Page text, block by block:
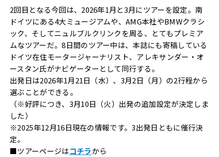
2回目となる今回は、2026年1月と3月にツアーを設定。南
ドイツにある4大ミュージアムや、AMG本社やBMWクラシ
ック、そしてニュルブルクリンクを周る、とてもプレミア
ムなツアーだ。8日間のツアー中は、本誌にも寄稿している
ドイツ在住モータージャーナリスト、アレキサンダー・オ
ースタン氏がナビゲーターとして同行する。
出発日は2026年1月21日（水）、3月2日（月）の2行程から
選ぶことができる。
（※好評につき、3月10日（火） 出発の追加設定が決定しま
した）
※2025年12月16日現在の情報です。3出発日ともに催行決
定。
■ツアーページはコチラから